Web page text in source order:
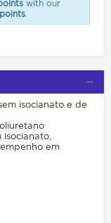
with our
.
isocianato e de
isocianato,
em